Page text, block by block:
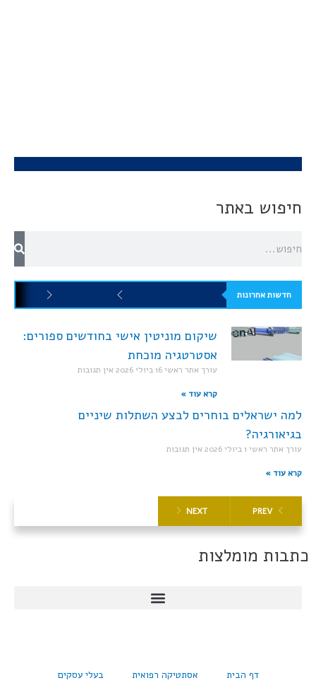
חיפוש באתר
חדשות אחרונות
שיקום מוניטין אישי בחודשים ספורים:
אסטרטגיה מוכחת
עורך אתר ראשי16 ביולי 2026 אין תגובות
קרא עוד »
למה ישראלים בוחרים לבצע השתלות שיניים
בגיאורגיה?
עורך אתר ראשי 1 ביולי 2026 אין תגובות
קרא עוד »
PREV
NEXT
כתבות מומלצות
דף הבית אסתטיקה רפואית בעלי עסקים